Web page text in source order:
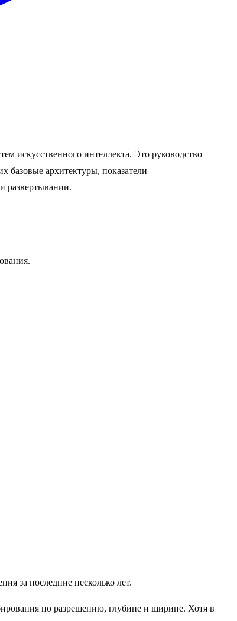
искусственного интеллекта. Это руководство
базовые архитектуры, показатели
развертывании.
за последние несколько лет.
по разрешению, глубине и ширине. Хотя в